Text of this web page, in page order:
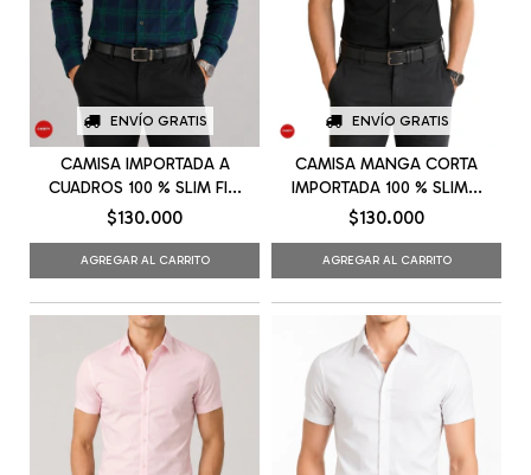
ENVÍO GRATIS
CAMISA IMPORTADA A
CUADROS 100 % SLIM FI...
$130.000
AGREGAR AL CARRITO
ENVÍO GRATIS
CAMISA MANGA CORTA
IMPORTADA 100 % SLIM...
$130.000
AGREGAR AL CARRITO